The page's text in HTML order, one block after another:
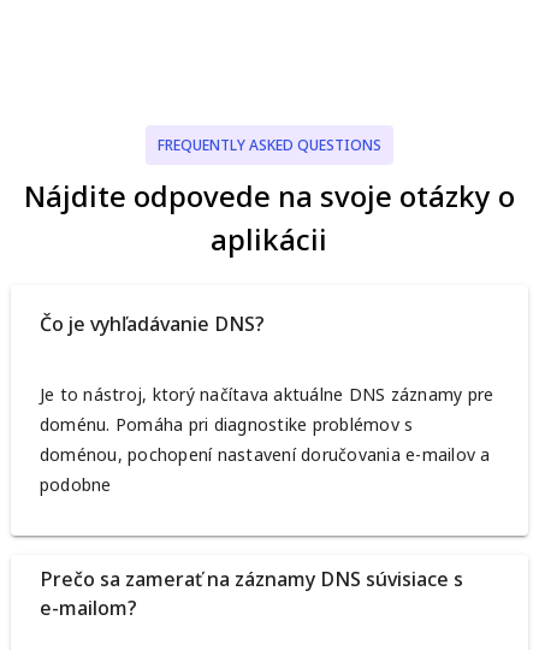
FREQUENTLY ASKED QUESTIONS
Nájdite odpovede na svoje otázky o
aplikácii
Čo je vyhľadávanie DNS?
Je to nástroj, ktorý načítava aktuálne DNS záznamy pre
doménu. Pomáha pri diagnostike problémov s
doménou, pochopení nastavení doručovania e-mailov a
podobne
Prečo sa zamerať na záznamy DNS súvisiace s
e-mailom?